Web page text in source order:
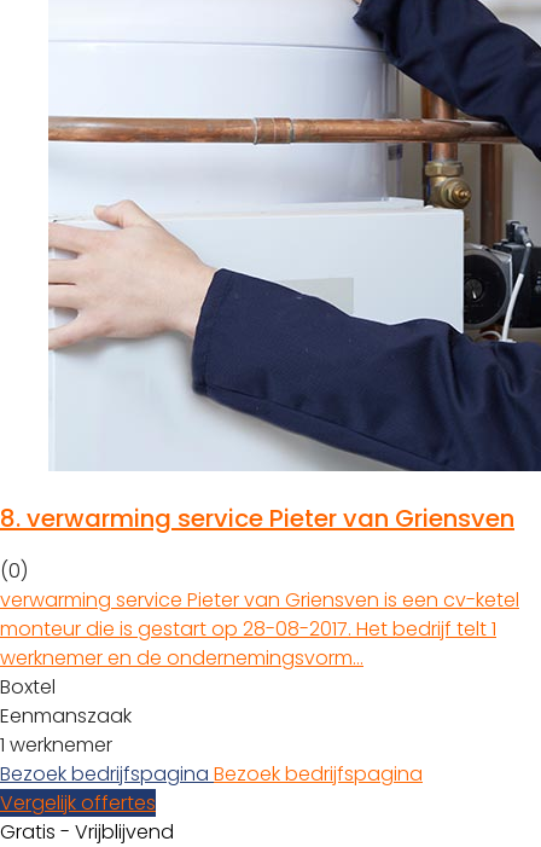
8.verwarming service Pieter van Griensven
(0)
verwarming service Pieter van Griensven is een cv-ketel
monteur die is gestart op 28-08-2017. Het bedrijf telt 1
werknemer en de ondernemingsvorm…
Boxtel
Eenmanszaak
1 werknemer
Bezoek bedrijfspagina Bezoek bedrijfspagina
Vergelijk offertes
Gratis - Vrijblijvend